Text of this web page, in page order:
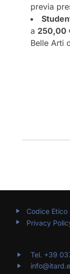
previa
a 250,00
Belle Arti
Codice Etico
Privacy
Tel. +39